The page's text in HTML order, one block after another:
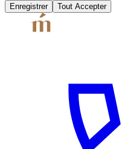
Enregistrer Tout Accepter